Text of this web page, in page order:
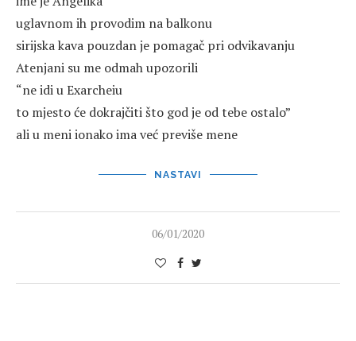
uglavnom ih provodim na balkonu
sirijska kava pouzdan je pomagač pri odvikavanju
Atenjani su me odmah upozorili
“ne idi u Exarcheiu
to mjesto će dokrajčiti što god je od tebe ostalo”
ali u meni ionako ima već previše mene
NASTAVI
06/01/2020